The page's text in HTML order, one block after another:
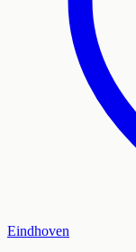
Eindhoven